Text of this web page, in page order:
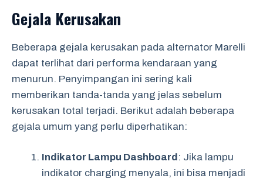
Gejala Kerusakan
Beberapa gejala kerusakan pada alternator Marelli
dapat terlihat dari performa kendaraan yang
menurun. Penyimpangan ini sering kali
memberikan tanda-tanda yang jelas sebelum
kerusakan total terjadi. Berikut adalah beberapa
gejala umum yang perlu diperhatikan:
Indikator Lampu Dashboard: Jika lampu
indikator charging menyala, ini bisa menjadi